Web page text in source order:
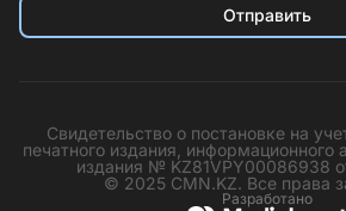
Отправить
Свидетельство о постановке на
печатного издания, информационного
издания № KZ81VPY00086938
© 2025 CMN.KZ. Все права
Разработано